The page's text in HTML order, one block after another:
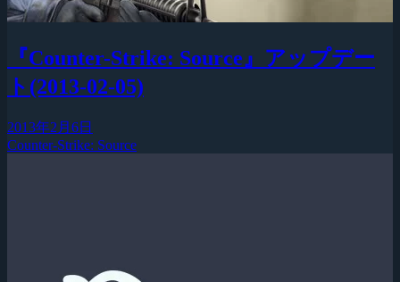
『Counter-Strike: Source』アップデー
ト(2013-02-05)
2013年2月6日
Counter-Strike: Source